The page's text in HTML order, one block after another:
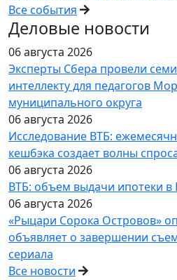
Все события
Деловые новости
06 августа 2026
Эксперты Сбера провели
интеллекту для педагогов
муниципального округа
06 августа 2026
Исследование ВТБ:
кешбэка создает волны
06 августа 2026
ВТБ: объем выдачи ипотеки в
06 августа 2026
«Рыцари Сорока Островов»
объявляет о завершении
сериала
Все новости